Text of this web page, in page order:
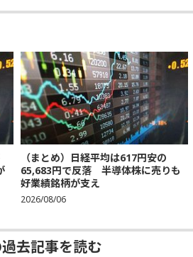
（まとめ）日経平均は617円安の
65,683円で反落 半導体株に売りも
好業績銘柄が支え
2026/08/06
去記事を読む